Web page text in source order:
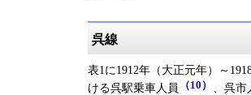
呉線
表1に1912年（大正元年）～
ける呉駅乗車人員
（10） 、呉市